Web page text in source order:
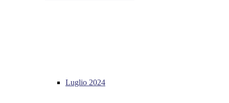
Luglio 2024